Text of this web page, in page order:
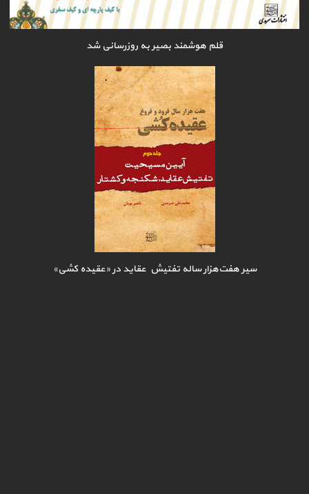
قلم هوشمند بصیر به روزرسانی شد
سیر هفت‌هزار ساله تفتیش عقاید در «عقیده کشی»